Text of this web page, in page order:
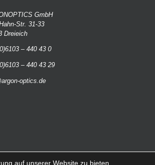
GmbH
Str. 31-33
Dreieich
– 440 43 0
– 440 43 29
optics.de
auf unserer Website zu bieten.